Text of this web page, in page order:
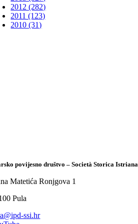
2012 (282)
2011 (123)
2010 (31)
povijesno društvo – Società Storica Istriana
Matetića Ronjgova 1
Pula
ssi.hr